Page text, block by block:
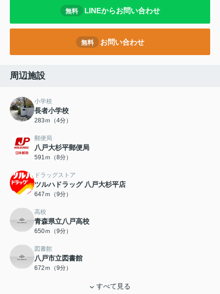
無料 LINEからお問い合わせ
無料 お問い合わせ
周辺施設
小学校
長者小学校
283ｍ（4分）
郵便局
八戸大杉平郵便局
591ｍ（8分）
ドラッグストア
ツルハドラッグ 八戸大杉平店
647ｍ（9分）
高校
青森県立八戸高校
650ｍ（9分）
図書館
八戸市立図書館
672ｍ（9分）
すべて見る